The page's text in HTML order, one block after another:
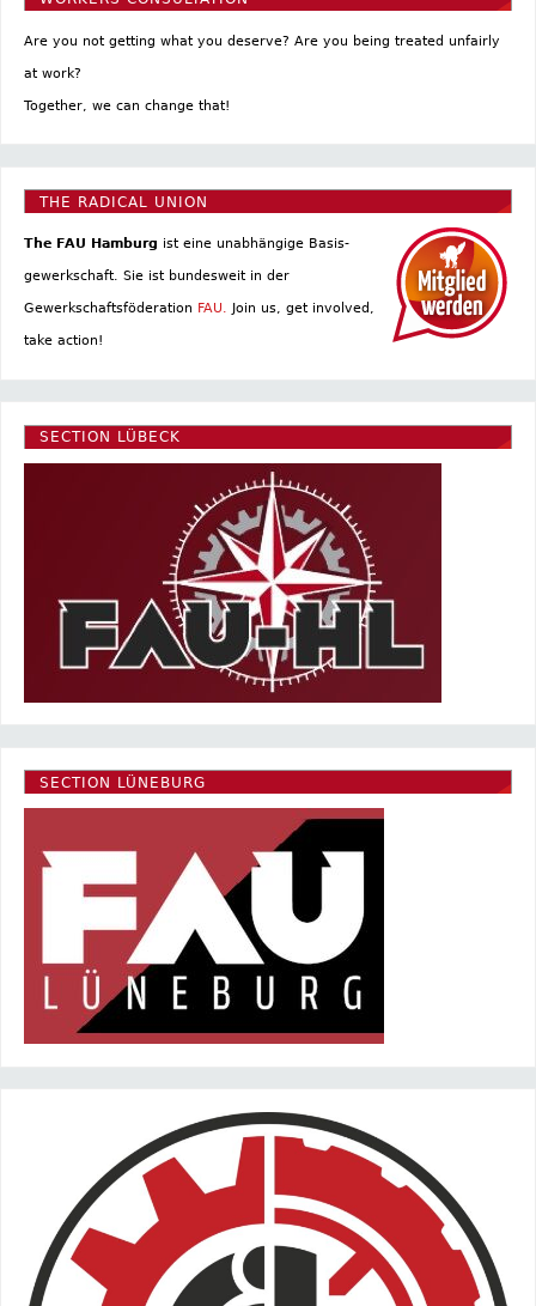
Are you not getting what you deserve? Are you being treated unfairly
at work?
Together, we can change that!
THE RADICAL UNION
The FAU Hamburg ist eine un­abhängige Basis­
gewerkschaft. Sie ist bundesweit in der
Gewerkschaftsföderation FAU. Join us, get involved,
take action!
SECTION LÜBECK
SECTION LÜNEBURG